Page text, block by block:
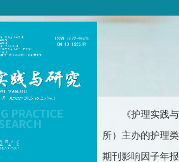
《护理实践
所）主办的护理
期刊影响因子年